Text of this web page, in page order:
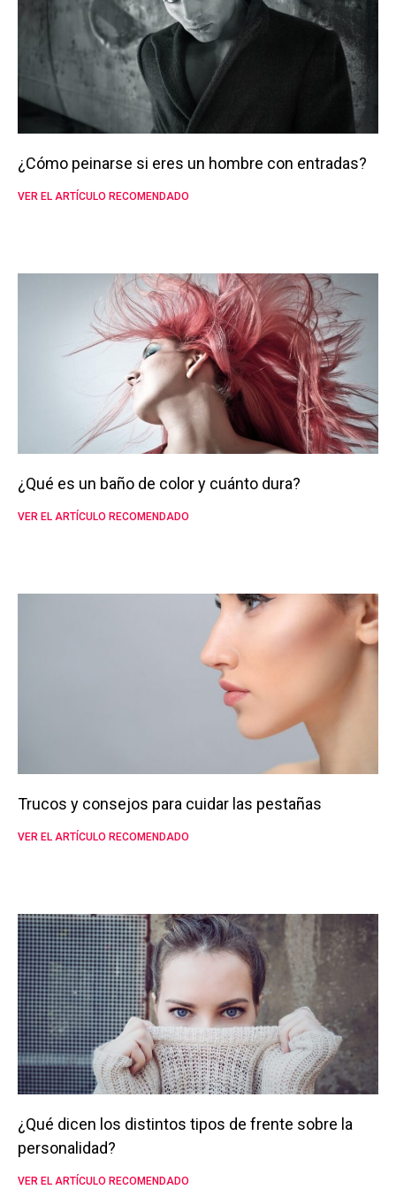
¿Cómo peinarse si eres un hombre con entradas?
VER EL ARTÍCULO RECOMENDADO
¿Qué es un baño de color y cuánto dura?
VER EL ARTÍCULO RECOMENDADO
Trucos y consejos para cuidar las pestañas
VER EL ARTÍCULO RECOMENDADO
¿Qué dicen los distintos tipos de frente sobre la
personalidad?
VER EL ARTÍCULO RECOMENDADO